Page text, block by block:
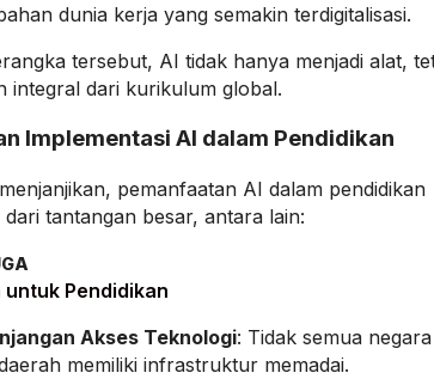
dunia kerja yang semakin terdigitalisasi.
tersebut, AI tidak hanya menjadi alat,
integral dari kurikulum global.
Implementasi AI dalam Pendidikan
pemanfaatan AI dalam pendidikan
dari tantangan besar, antara lain:
untuk Pendidikan
Akses Teknologi: Tidak semua negara
memiliki infrastruktur memadai.